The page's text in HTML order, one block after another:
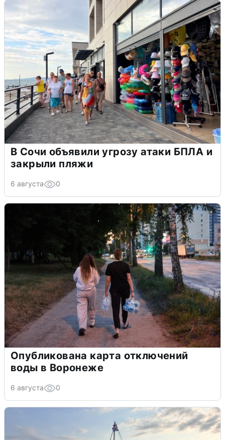
В Сочи объявили угрозу атаки БПЛА и
закрыли пляжи
6 августа 0
Опубликована карта отключений
воды в Воронеже
6 августа 0